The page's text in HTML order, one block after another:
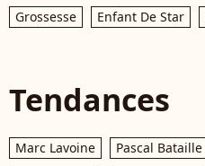
Grossesse
Enfant De Star
Tendances
Marc Lavoine Pascal Bataille